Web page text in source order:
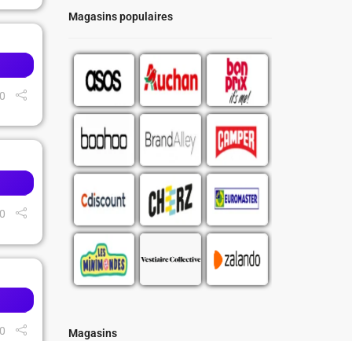
Magasins populaires
Magasins